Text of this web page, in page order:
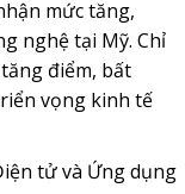
mức tăng,
nghệ tại Mỹ. Chỉ
điểm, bất
vọng kinh tế
tử và Ứng dụng